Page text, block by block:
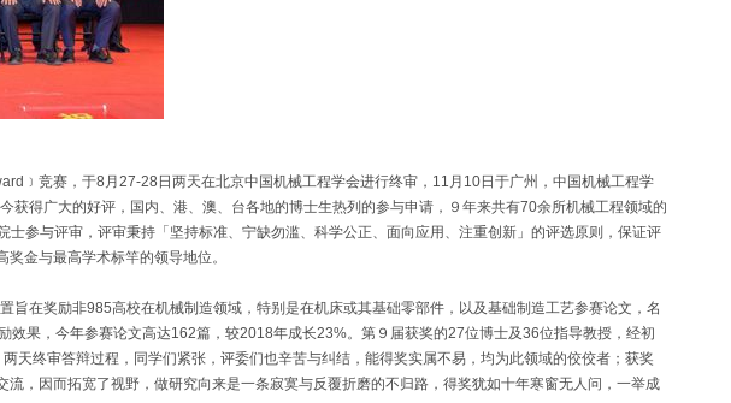
竞赛，于8月27-28日两天在北京中国机械工程学会进行终审，11月10日于广州，中国机械工程学
得广大的好评，国内、港、澳、台各地的博士生热列的参与申请，９年来共有70余所机械工程领域的
参与评审，评审秉持「坚持标准、宁缺勿滥、科学公正、面向应用、注重创新」的评选原则，保证评
金与最高学术标竿的领导地位。
旨在奖励非985高校在机械制造领域，特别是在机床或其基础零部件，以及基础制造工艺参赛论文，名
果，今年参赛论文高达162篇，较2018年成长23%。第９届获奖的27位博士及36位指导教授，经初
天终审答辩过程，同学们紧张，评委们也辛苦与纠结，能得奖实属不易，均为此领域的佼佼者；获奖
，因而拓宽了视野，做研究向来是一条寂寞与反覆折磨的不归路，得奖犹如十年寒窗无人问，一举成